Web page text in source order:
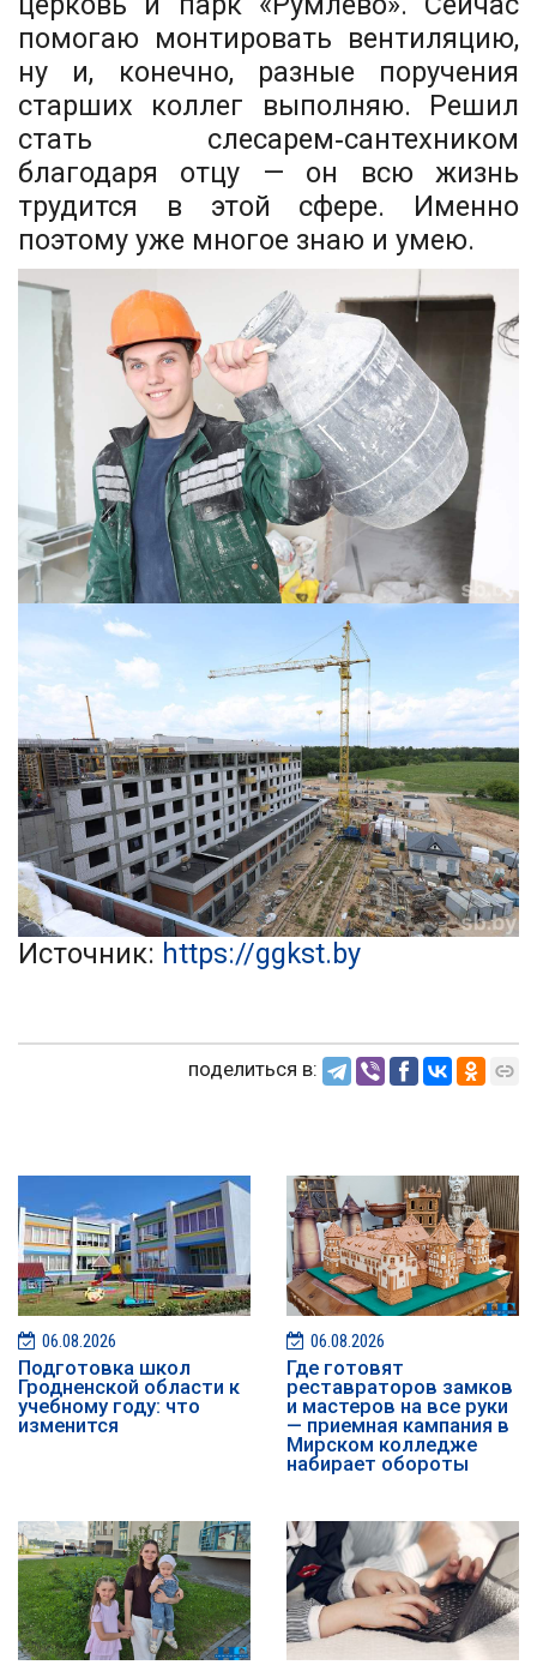
помогаю монтировать вентиляцию,
ну и, конечно, разные поручения
старших коллег выполняю. Решил
стать слесарем‑сантехником
благодаря отцу — он всю жизнь
трудится в этой сфере. Именно
поэтому уже многое знаю и умею.
Источник: https://ggkst.by
поделиться в:
06.08.2026
Подготовка школ
Гродненской области к
учебному году: что
изменится
06.08.2026
Где готовят
реставраторов замков
и мастеров на все руки
— приемная кампания в
Мирском колледже
набирает обороты